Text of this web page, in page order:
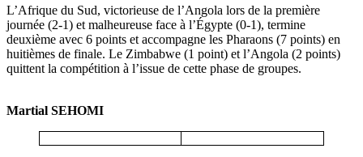
‎L’Afrique du Sud, victorieuse de l’Angola lors de la première
journée (2-1) et malheureuse face à l’Égypte (0-1), termine
deuxième avec 6 points et accompagne les Pharaons (7 points) en
huitièmes de finale. Le Zimbabwe (1 point) et l’Angola (2 points)
quittent la compétition à l’issue de cette phase de groupes.
Martial SEHOMI